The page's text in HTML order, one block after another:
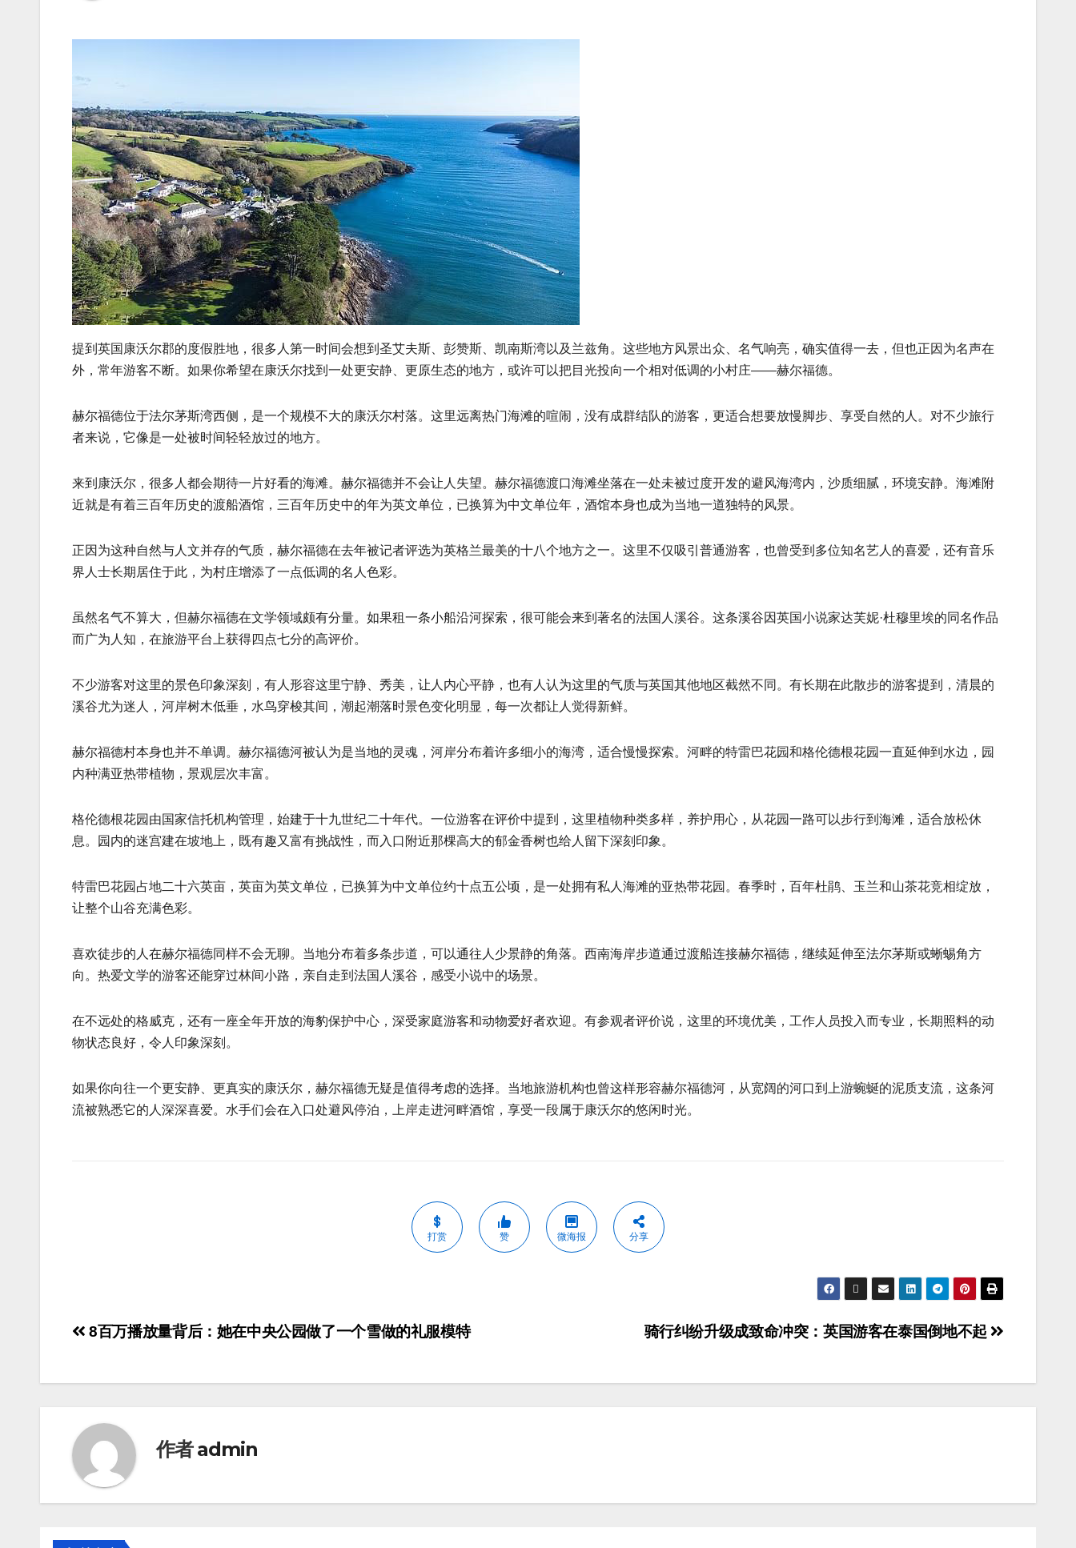
提到英国康沃尔郡的度假胜地，很多人第一时间会想到圣艾夫斯、彭赞斯、凯南斯湾以及兰兹角。这些地方风景出众、名气响亮，确实值得一去，但也正因为名声在
外，常年游客不断。如果你希望在康沃尔找到一处更安静、更原生态的地方，或许可以把目光投向一个相对低调的小村庄——赫尔福德。
赫尔福德位于法尔茅斯湾西侧，是一个规模不大的康沃尔村落。这里远离热门海滩的喧闹，没有成群结队的游客，更适合想要放慢脚步、享受自然的人。对不少旅行
者来说，它像是一处被时间轻轻放过的地方。
来到康沃尔，很多人都会期待一片好看的海滩。赫尔福德并不会让人失望。赫尔福德渡口海滩坐落在一处未被过度开发的避风海湾内，沙质细腻，环境安静。海滩附
近就是有着三百年历史的渡船酒馆，三百年历史中的年为英文单位，已换算为中文单位年，酒馆本身也成为当地一道独特的风景。
正因为这种自然与人文并存的气质，赫尔福德在去年被记者评选为英格兰最美的十八个地方之一。这里不仅吸引普通游客，也曾受到多位知名艺人的喜爱，还有音乐
界人士长期居住于此，为村庄增添了一点低调的名人色彩。
虽然名气不算大，但赫尔福德在文学领域颇有分量。如果租一条小船沿河探索，很可能会来到著名的法国人溪谷。这条溪谷因英国小说家达芙妮·杜穆里埃的同名作品
而广为人知，在旅游平台上获得四点七分的高评价。
不少游客对这里的景色印象深刻，有人形容这里宁静、秀美，让人内心平静，也有人认为这里的气质与英国其他地区截然不同。有长期在此散步的游客提到，清晨的
溪谷尤为迷人，河岸树木低垂，水鸟穿梭其间，潮起潮落时景色变化明显，每一次都让人觉得新鲜。
赫尔福德村本身也并不单调。赫尔福德河被认为是当地的灵魂，河岸分布着许多细小的海湾，适合慢慢探索。河畔的特雷巴花园和格伦德根花园一直延伸到水边，园
内种满亚热带植物，景观层次丰富。
格伦德根花园由国家信托机构管理，始建于十九世纪二十年代。一位游客在评价中提到，这里植物种类多样，养护用心，从花园一路可以步行到海滩，适合放松休
息。园内的迷宫建在坡地上，既有趣又富有挑战性，而入口附近那棵高大的郁金香树也给人留下深刻印象。
特雷巴花园占地二十六英亩，英亩为英文单位，已换算为中文单位约十点五公顷，是一处拥有私人海滩的亚热带花园。春季时，百年杜鹃、玉兰和山茶花竞相绽放，
让整个山谷充满色彩。
喜欢徒步的人在赫尔福德同样不会无聊。当地分布着多条步道，可以通往人少景静的角落。西南海岸步道通过渡船连接赫尔福德，继续延伸至法尔茅斯或蜥蜴角方
向。热爱文学的游客还能穿过林间小路，亲自走到法国人溪谷，感受小说中的场景。
在不远处的格威克，还有一座全年开放的海豹保护中心，深受家庭游客和动物爱好者欢迎。有参观者评价说，这里的环境优美，工作人员投入而专业，长期照料的动
物状态良好，令人印象深刻。
如果你向往一个更安静、更真实的康沃尔，赫尔福德无疑是值得考虑的选择。当地旅游机构也曾这样形容赫尔福德河，从宽阔的河口到上游蜿蜒的泥质支流，这条河
流被熟悉它的人深深喜爱。水手们会在入口处避风停泊，上岸走进河畔酒馆，享受一段属于康沃尔的悠闲时光。
打赏 赞 微海报 分享
骑行纠纷升级成致命冲突：英国游客在泰国倒地不起
8百万播放量背后：她在中央公园做了一个雪做的礼服模特
作者admin